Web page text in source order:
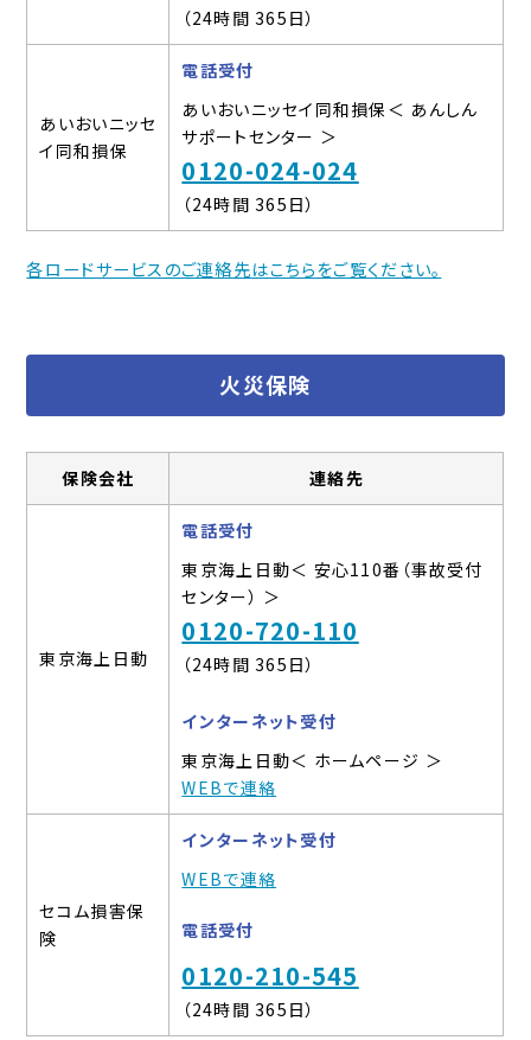
（24時間 365日）
あいおいニッセ
イ同和損保
電話受付
あいおいニッセイ同和損保＜ あんしん
サポートセンター ＞
0120-024-024
（24時間 365日）
各ロードサービスのご連絡先はこちらをご覧ください。
火災保険
保険会社 連絡先
東京海上日動
電話受付
東京海上日動＜ 安心110番（事故受付
センター） ＞
0120-720-110
（24時間 365日）
インターネット受付
東京海上日動＜ ホームページ ＞
WEBで連絡
セコム損害保
険
インターネット受付
WEBで連絡
電話受付
0120-210-545
（24時間 365日）